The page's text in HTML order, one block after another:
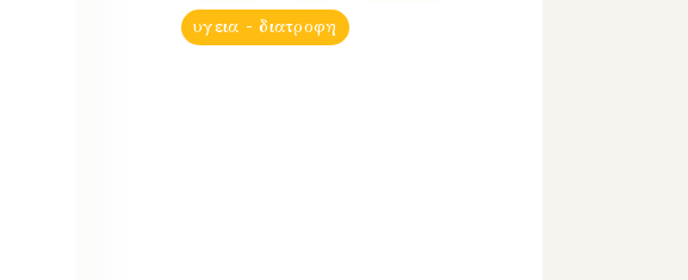
υγεια - διατροφη